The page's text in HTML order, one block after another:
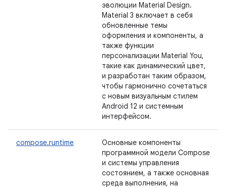
эволюции Material Design.
Material 3 включает в себя
обновленные темы
оформления и компоненты, а
также функции
персонализации Material You,
такие как динамический цвет,
и разработан таким образом,
чтобы гармонично сочетаться
с новым визуальным стилем
Android 12 и системным
интерфейсом.
compose.runtime
Основные компоненты
программной модели Compose
и системы управления
состоянием, а также основная
среда выполнения, на